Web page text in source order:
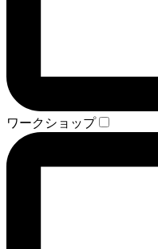
ワークショップ